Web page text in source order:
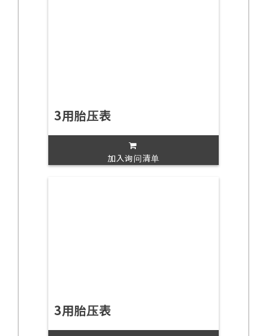
3用胎压表
加入询问清单
3用胎压表